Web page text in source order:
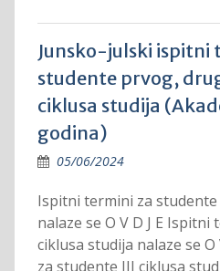
Junsko-julski ispitni
studente prvog,
ciklusa studija
godina)
05/06/2024
Ispitni termini za
nalaze se O V D J E
ciklusa studija nalaze se
za studente III ciklusa